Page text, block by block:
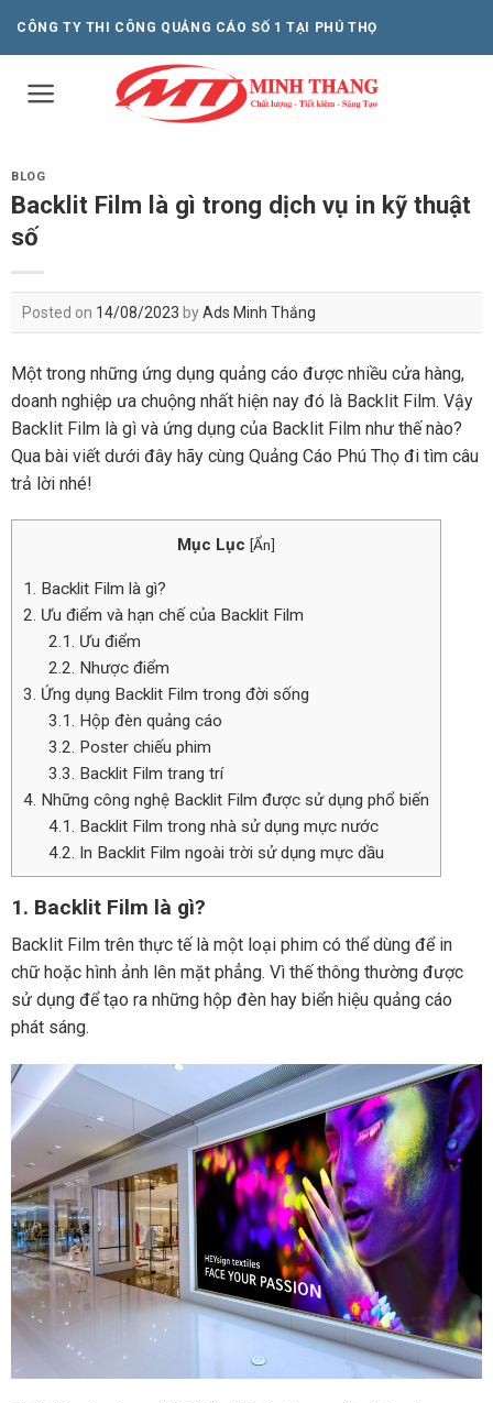
Skip
CÔNG TY THI CÔNG QUẢNG CÁO SỐ 1 TẠI PHÚ THỌ
BLOG
Backlit Film là gì trong dịch vụ in kỹ thuật
số
Posted on 14/08/2023 byAds Minh Thắng
Một trong những ứng dụng quảng cáo được nhiều cửa hàng,
doanh nghiệp ưa chuộng nhất hiện nay đó là Backlit Film. Vậy
Backlit Film là gì và ứng dụng của Backlit Film như thế nào?
Qua bài viết dưới đây hãy cùng Quảng Cáo Phú Thọ đi tìm câu
trả lời nhé!
Mục Lục [Ẩn]
1. Backlit Film là gì?
2. Ưu điểm và hạn chế của Backlit Film
2.1. Ưu điểm
2.2. Nhược điểm
3. Ứng dụng Backlit Film trong đời sống
3.1. Hộp đèn quảng cáo
3.2. Poster chiếu phim
3.3. Backlit Film trang trí
4. Những công nghệ Backlit Film được sử dụng phổ biến
4.1. Backlit Film trong nhà sử dụng mực nước
4.2. In Backlit Film ngoài trời sử dụng mực dầu
1. Backlit Film là gì?
Backlit Film trên thực tế là một loại phim có thể dùng để in
chữ hoặc hình ảnh lên mặt phẳng. Vì thế thông thường được
sử dụng để tạo ra những hộp đèn hay biển hiệu quảng cáo
phát sáng.